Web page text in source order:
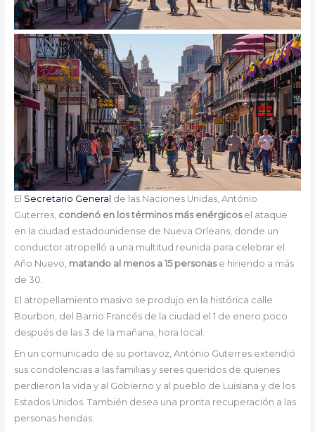
El Secretario General de las Naciones Unidas, António
Guterres, condenó en los términos más enérgicosel ataque
en la ciudad estadounidense de Nueva Orleans, donde un
conductor atropelló a una multitud reunida para celebrar el
Año Nuevo, matando al menos a 15 personase hiriendo a más
de 30.
El atropellamiento masivo se produjo en la histórica calle
Bourbon, del Barrio Francés de la ciudad el 1 de enero poco
después de las 3 de la mañana, hora local.
En un comunicado de su portavoz, António Guterres extendió
sus condolencias a las familias y seres queridos de quienes
perdieron la vida y al Gobierno y al pueblo de Luisiana y de los
Estados Unidos. También desea una pronta recuperación a las
personas heridas.